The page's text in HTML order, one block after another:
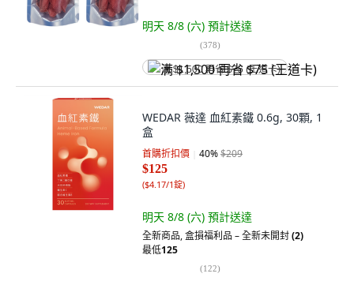
明天 8/8 (六) 預計送達
(378)
满 $1,500 再省 $75 (王道卡)
WEDAR 薇達 血紅素鐵 0.6g, 30顆, 1
盒
首購折扣價 40%$209
$125
($4.17/1錠)
明天 8/8 (六) 預計送達
全新商品,盒損福利品 – 全新未開封(2)
最低125
(122)